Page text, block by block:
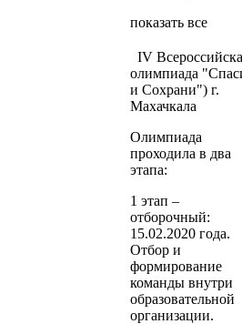
показать все
IV
олимпиада
и Сохрани") г.
Махачкала
Олимпиада
проходила в два
этапа:
1 этап –
отборочный:
15.02.2020 года.
Отбор и
формирование
команды внутри
образовательной
организации.